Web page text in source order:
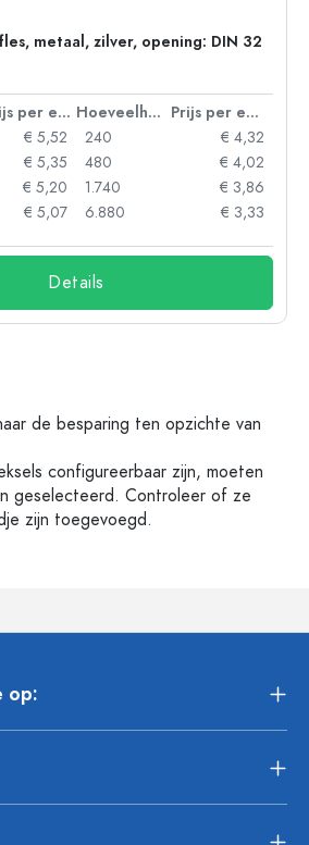
metaal, zilver, opening: DIN 32
Prijs per eenheid Hoeveelheid
Prijs per eenheid
€ 5,52
€ 5,35
€ 5,20
€ 5,07
240
€ 4,32
480
€ 4,02
1.740
€ 3,86
6.880
€ 3,33
Details
de besparing ten opzichte van
configureerbaar zijn, moeten
geselecteerd. Controleer of ze
zijn toegevoegd.
op: